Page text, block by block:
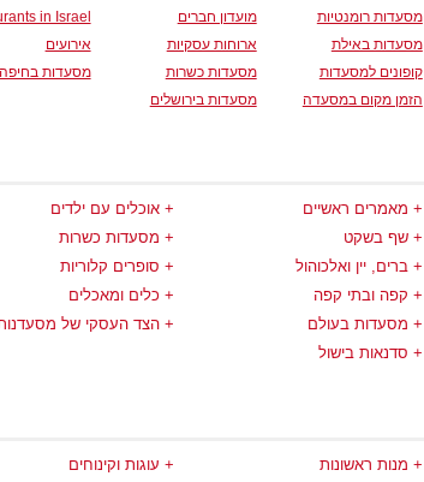
מסעדות רומנטיות
מסעדות באילת
קופונים למסעדות
הזמן מקום במסעדה
מועדון חברים
ארוחות עסקיות
מסעדות כשרות
מסעדות בירושלים
in Israel
אירועים
מסעדות בחיפה
מאמרים ראשיים
שף בשקט
ברים, יין ואלכוהול
קפה ובתי קפה
מסעדות בעולם
סדנאות בישול
אוכלים עם ילדים
מסעדות כשרות
סופרים קלוריות
כלים ומאכלים
הצד העסקי של
מנות ראשונות
עוגות וקינוחים